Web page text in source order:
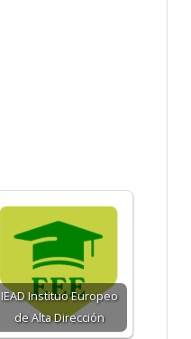
IEAD Instituo Europeo
de Alta Dirección